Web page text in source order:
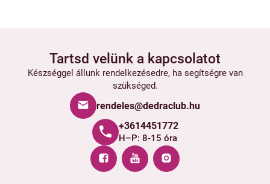
Tartsd velünk a kapcsolatot
Készséggel állunk rendelkezésedre, ha segítségre van
szükséged.
rendeles@dedraclub.hu
+3614451772
H–P: 8-15 óra